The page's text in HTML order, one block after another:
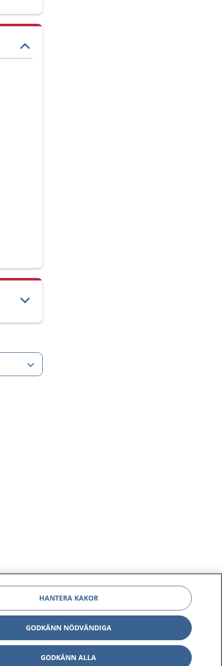
HANTERA KAKOR
GODKÄNN NÖDVÄNDIGA
GODKÄNN ALLA